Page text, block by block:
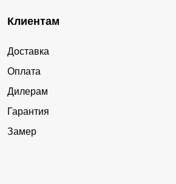
Клиентам
Доставка
Оплата
Дилерам
Гарантия
Замер